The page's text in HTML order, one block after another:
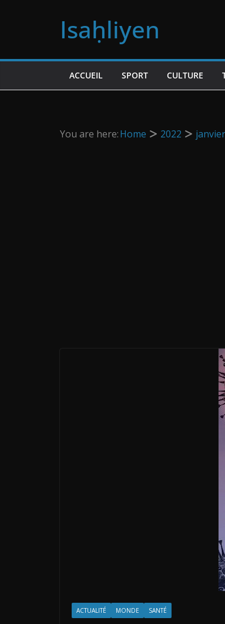
Isaḥliyen
ACCUEIL SPORT CULTURE
You are here:Home 2022 janvier
ACTUALITÉ MONDE SANTÉ